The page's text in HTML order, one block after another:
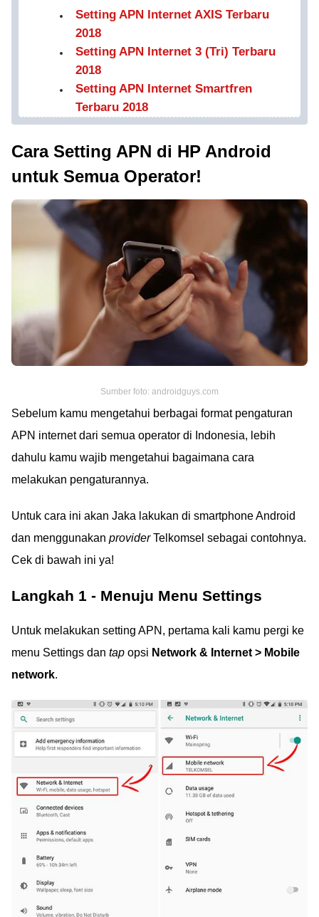
Setting APN Internet AXIS Terbaru
2018
Setting APN Internet 3 (Tri) Terbaru
2018
Setting APN Internet Smartfren
Terbaru 2018
Cara Setting APN di HP Android
untuk Semua Operator!
Sumber foto: androidguys.com
Sebelum kamu mengetahui berbagai format pengaturan
APN internet dari semua operator di Indonesia, lebih
dahulu kamu wajib mengetahui bagaimana cara
melakukan pengaturannya.
Untuk cara ini akan Jaka lakukan di smartphone Android
dan menggunakan providerTelkomsel sebagai contohnya.
Cek di bawah ini ya!
Langkah 1 - Menuju Menu Settings
Untuk melakukan setting APN, pertama kali kamu pergi ke
menu Settings dan tap opsi Network & Internet > Mobile
network.